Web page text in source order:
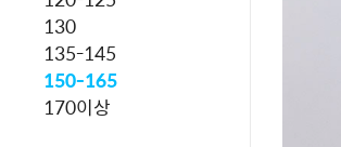
130
135-145
150-165
170이상